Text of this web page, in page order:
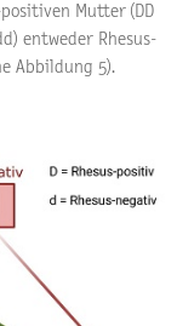
Mutter (DD
entweder Rhesus-
Abbildung 5).